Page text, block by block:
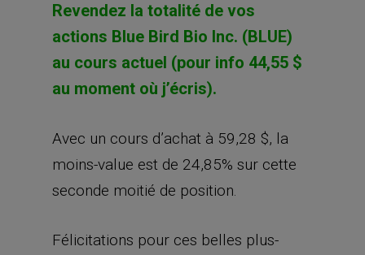
Revendez la totalité de vos
actions Blue Bird Bio Inc. (BLUE)
au cours actuel (pour info 44,55 $
au moment où j’écris).
Avec un cours d’achat à 59,28 $, la
moins-value est de 24,85% sur cette
seconde moitié de position.
Félicitations pour ces belles plus-